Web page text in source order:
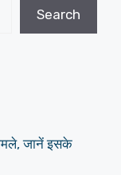
Search
जानें इसके